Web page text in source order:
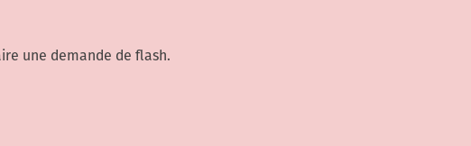
une demande de flash.